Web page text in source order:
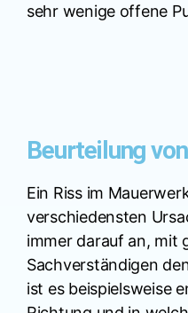
sehr wenige offene
Beurteilung
Ein Riss im
verschiedensten
immer darauf an, mit
Sachverständigen
ist es beispielsweise